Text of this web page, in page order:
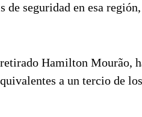
seguridad en esa
Hamilton Mourão,
a un tercio de